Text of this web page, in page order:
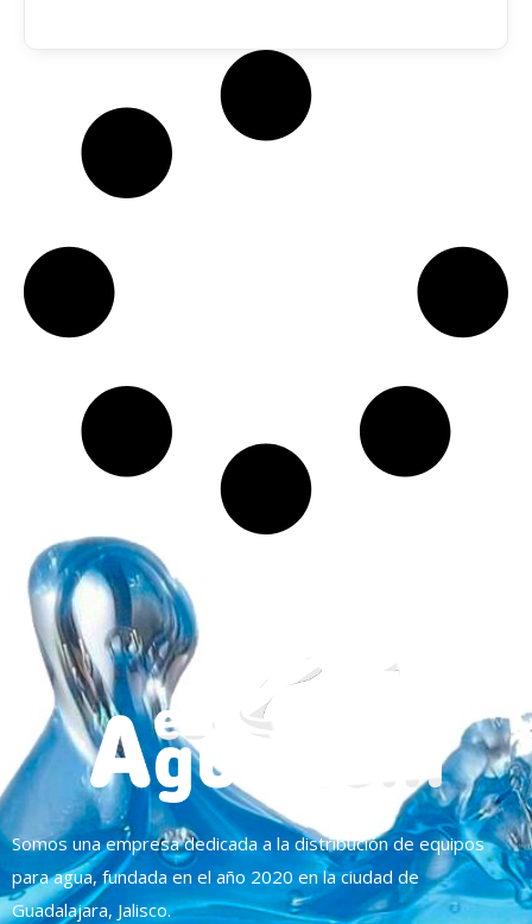
Somos una empresa dedicada a la distribución de equipos
para agua, fundada en el año 2020 en la ciudad de
Guadalajara, Jalisco.